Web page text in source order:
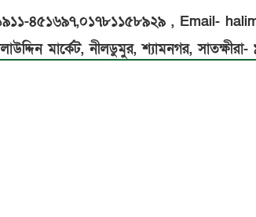
৪৫১৬৯৭,০১৭৮১১৫৮৯২৯ , Email-
মার্কেট, নীলডুমুর, শ্যামনগর,